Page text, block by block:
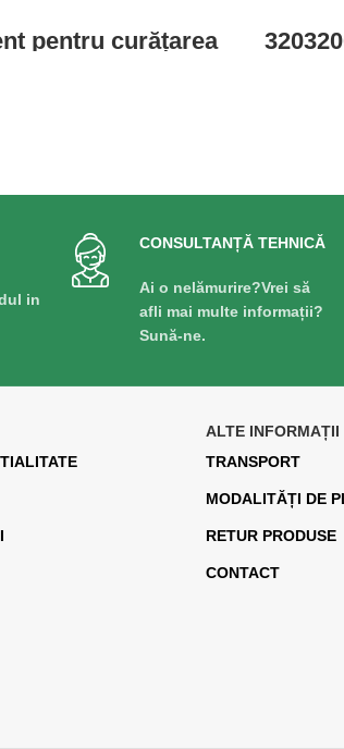
pentru curățarea
etc.
in
CONSULTANȚĂ TEHNICĂ
Ai o nelămurire?Vrei să
afli mai multe informații?
Sună-ne.
ALTE INFORMAȚII
TRANSPORT
MODALITĂȚI DE
RETUR PRODUSE
CONTACT